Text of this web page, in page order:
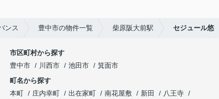
ンス 豊中市の物件一覧 柴原阪大前駅 セジュール悠
市区町村から探す
豊中市
川西市 池田市
箕面市
町名から探す
本町
庄内幸町 出在家町 南花屋敷 新田
八王寺